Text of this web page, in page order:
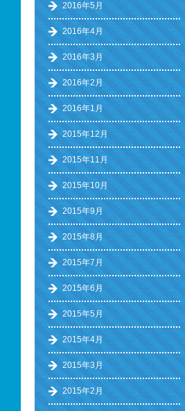
2016年5月
2016年4月
2016年3月
2016年2月
2016年1月
2015年12月
2015年11月
2015年10月
2015年9月
2015年8月
2015年7月
2015年6月
2015年5月
2015年4月
2015年3月
2015年2月